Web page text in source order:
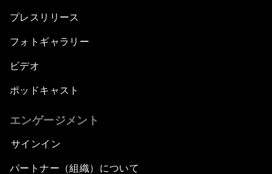
プレスリリース
フォトギャラリー
ビデオ
ポッドキャスト
エンゲージメント
サインイン
パートナー（組織）について